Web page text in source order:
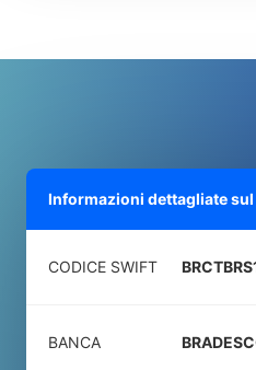
Informazioni dettagliate sul
CODICE SWIFT
BANCA